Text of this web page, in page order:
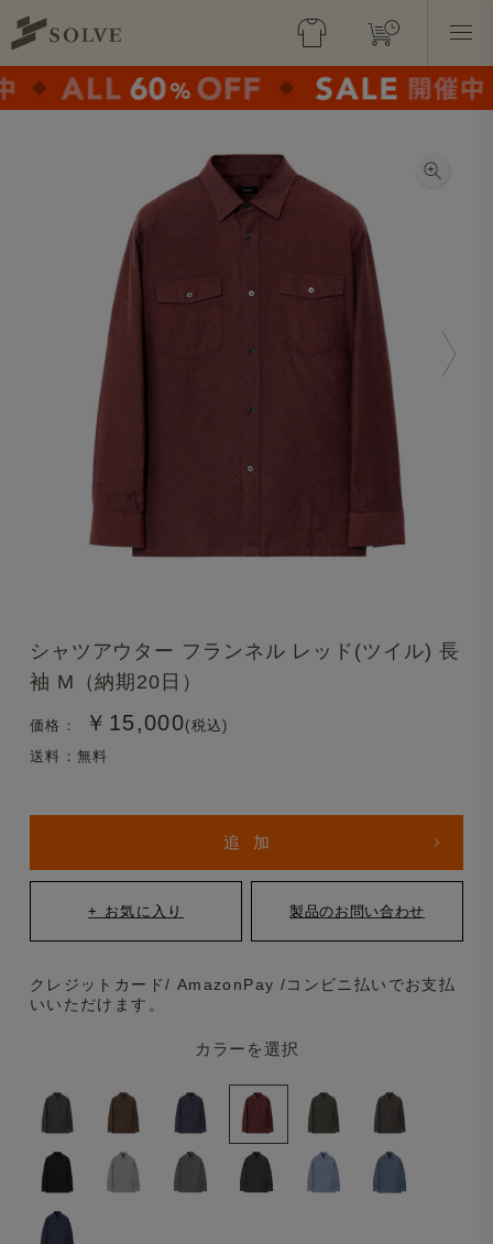
シャツアウター フランネル レッド(ツイル) 長
袖 M（納期20日）
価格： ￥15,000(税込)
送料：無料
カラーを選択
クレジットカード/ AmazonPay /コンビニ払いでお支払
いいただけます。